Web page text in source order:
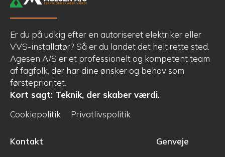
Er du på udkig efter en autoriseret elektriker eller
VVS-installatør? Så er du landet det helt rette sted.
Agesen A/S er et professionelt og kompetent team
af fagfolk, der har dine ønsker og behov som
førsteprioritet.
Kort sagt: Teknik, der skaber værdi.
Cookiepolitik
Privatlivspolitik
Kontakt Genveje